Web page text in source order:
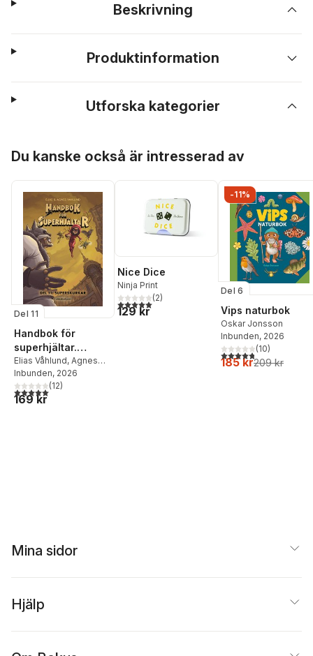
Beskrivning
Produktinformation
Utforska kategorier
Du kanske också är intresserad av
Del 11
Handbok för
superhjältar.
Superskurkar
Elias Våhlund, Agnes
Våhlund
Inbunden, 2026
5,0utav 5 stjärnor. Totalt antal röster:
(12)
169 kr
Nice Dice
Ninja Print
5,0utav 5 stjärnor. Totalt antal röster:
(2)
129 kr
-11%
Del 6
Vips naturbok
Oskar Jonsson
Inbunden, 2026
4,8utav 5 stjärnor.
(10)
185 kr209 kr
Mina sidor
Hjälp